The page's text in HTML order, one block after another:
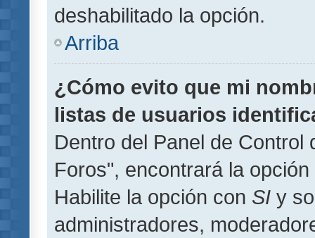
deshabilitado la opción.
Arriba
¿Cómo evito que mi
listas de usuarios
Dentro del Panel de
Foros", encontrará la opción
Habilite la opción con SI y
administradores,